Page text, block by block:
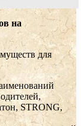
на
для
STRONG,